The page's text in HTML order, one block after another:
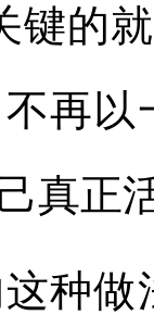
的就
再
真正
做